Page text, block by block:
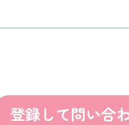
登録して問い合